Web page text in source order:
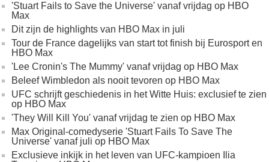
'Stuart Fails to Save the Universe' vanaf vrijdag op HBO
Max
Dit zijn de highlights van HBO Max in juli
Tour de France dagelijks van start tot finish bij Eurosport en
HBO Max
'Lee Cronin's The Mummy' vanaf vrijdag op HBO Max
Beleef Wimbledon als nooit tevoren op HBO Max
UFC schrijft geschiedenis in het Witte Huis: exclusief te zien
op HBO Max
'They Will Kill You' vanaf vrijdag te zien op HBO Max
Max Original-comedyserie 'Stuart Fails To Save The
Universe' vanaf juli op HBO Max
Exclusieve inkijk in het leven van UFC-kampioen Ilia